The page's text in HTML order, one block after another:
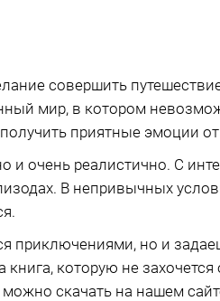
совершить
мир, в котором
приятные эмоции от
и очень реалистично. С
В непривычных
приключениями, но и
книга, которую не
скачать на нашем